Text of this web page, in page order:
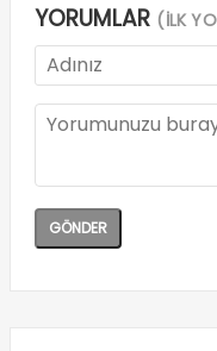
YORUMLAR (İLK